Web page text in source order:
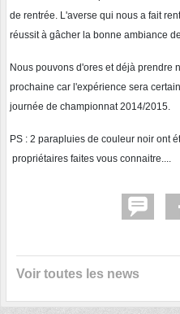
de rentrée. L'averse qui nous a fait
réussit à gâcher la bonne ambiance
Nous pouvons d'ores et déjà prendre
prochaine car l'expérience sera
journée de championnat 2014/2015.
PS : 2 parapluies de couleur noir ont
propriétaires faites vous connaitre....
Voir toutes les news